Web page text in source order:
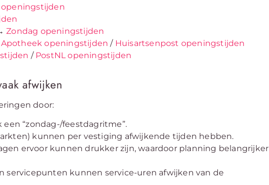
openingstijden
Zondag openingstijden
Apotheek openingstijden / Huisartsenpost openingstijden
/ PostNL openingstijden
afwijken
door:
“zondag-/feestdagritme”.
kunnen per vestiging afwijkende tijden hebben.
ervoor kunnen drukker zijn, waardoor planning belangrijker
servicepunten kunnen service-uren afwijken van de